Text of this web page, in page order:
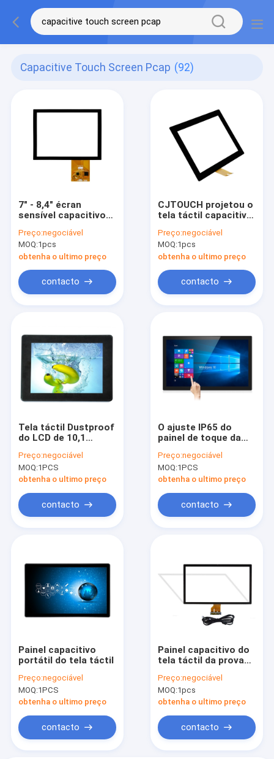
Capacitive Touch Screen Pcap (92)
7" - 8,4" écran
sensível capacitivo
táctil Dustproof
antiofuscante PCAP
Preço:negociável
MOQ:1pcs
obtenha o ultimo preço
contacto
CJTOUCH projetou o
tela táctil capacitivo,
toque 12,1 do 16:10
PCAP”
Preço:negociável
MOQ:1pcs
obtenha o ultimo preço
contacto
Tela táctil Dustproof
do LCD de 10,1
capacitivo do tela
táctil 3.3V
Preço:negociável
MOQ:1PCS
obtenha o ultimo preço
contacto
O ajuste IP65 do
painel de toque da
32Inch projetou o
monitor capacitivo
do tela táctil
Preço:negociável
MOQ:1PCS
obtenha o ultimo preço
contacto
Painel capacitivo
portátil do tela táctil
Preço:negociável
MOQ:1PCS
obtenha o ultimo preço
contacto
Painel capacitivo do
tela táctil da prova
Preço:negociável
MOQ:1pcs
obtenha o ultimo preço
contacto